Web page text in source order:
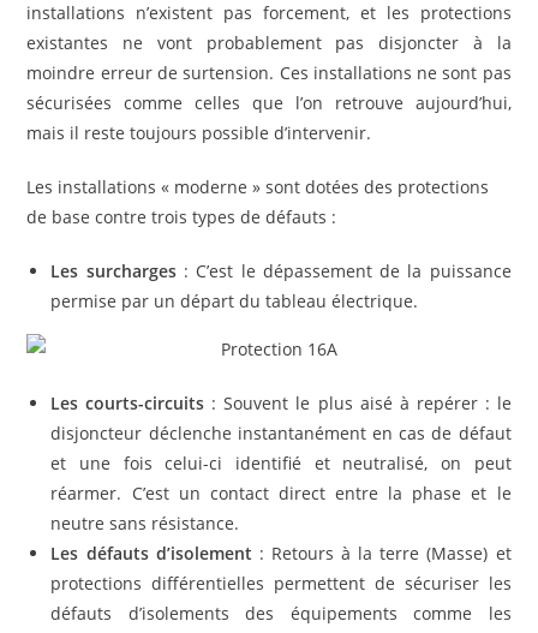
installations n’existent pas forcement, et les protections
existantes ne vont probablement pas disjoncter à la
moindre erreur de surtension. Ces installations ne sont pas
sécurisées comme celles que l’on retrouve aujourd’hui,
mais il reste toujours possible d’intervenir.
Les installations « moderne » sont dotées des protections
de base contre trois types de défauts :
Les surcharges: C’est le dépassement de la puissance
permise par un départ du tableau électrique.
Les courts-circuits : Souvent le plus aisé à repérer : le
disjoncteur déclenche instantanément en cas de défaut
et une fois celui-ci identifié et neutralisé, on peut
réarmer. C’est un contact direct entre la phase et le
neutre sans résistance.
Les défauts d’isolement : Retours à la terre (Masse) et
protections différentielles permettent de sécuriser les
défauts d’isolements des équipements comme les